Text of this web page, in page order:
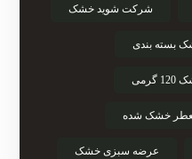
شرکت شوید خشک
بسته بندی
خشک شده
عرضه سبزی خشک